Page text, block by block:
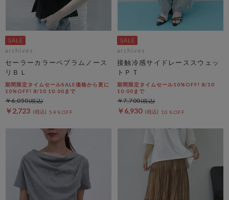
archives
セーラーカラーペプラムノース
リＢＬ
期間限定タイムセールSALE価格から更に
10%OFF! 8/10 10:00まで
￥2,723 54％OFF
￥6,050
archives
接触冷感サイドレーススウェッ
トＰＴ
期間限定タイムセール10%OFF! 8/10
10:00まで
￥6,930 10％OFF
￥7,700